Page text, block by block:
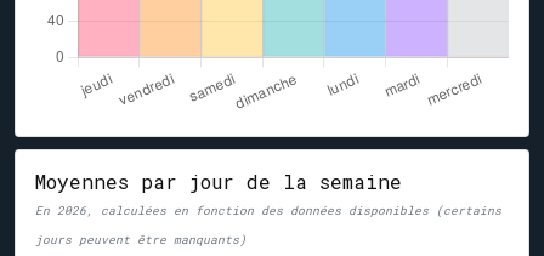
Moyennes par jour de la semaine
En 2026, calculées en fonction des données disponibles (certains
jours peuvent être manquants)